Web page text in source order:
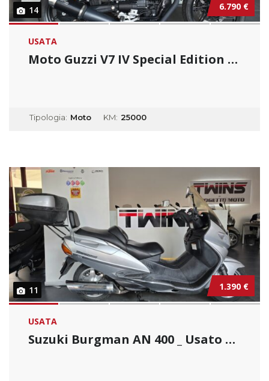
14 6.790 €
USATA
Moto Guzzi V7 IV Special Edition _ Usato Per...
Tipologia: Moto KM: 25000
11 1.390 €
USATA
Suzuki Burgman AN 400 _ Usato Permutabile...